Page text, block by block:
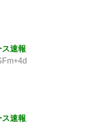
速報
速報